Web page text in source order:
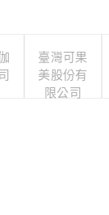
臺灣可果
美股份有
限公司